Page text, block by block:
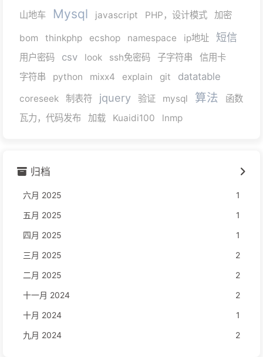
山地车 Mysql javascript PHP，设计模式 加密
bom thinkphp ecshop namespace ip地址 短信
用户密码 csv look ssh免密码 子字符串
信用卡
字符串
python mixx4 explain git datatable
coreseek 制表符 jquery 验证 mysql 算法
函数
瓦力，代码发布
加载 Kuaidi100 lnmp
归档
六月 2025
1
五月 2025
1
四月 2025
1
三月 2025
2
二月 2025
2
十一月 2024
2
十月 2024
1
九月 2024
2